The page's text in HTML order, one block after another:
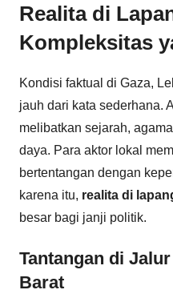
Realita di
Kompleksitas
Kondisi faktual di Gaza,
jauh dari kata sederhana.
melibatkan sejarah,
daya. Para aktor lokal
bertentangan dengan
karena itu, realita di
besar bagi janji politik.
Tantangan di
Barat